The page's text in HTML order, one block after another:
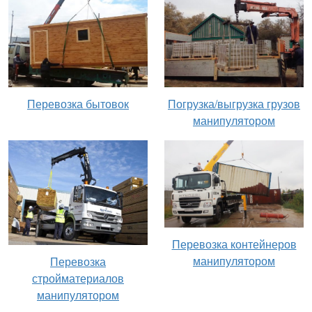
Перевозка бытовок
Погрузка/выгрузка грузов
манипулятором
Перевозка
стройматериалов
манипулятором
Перевозка контейнеров
манипулятором